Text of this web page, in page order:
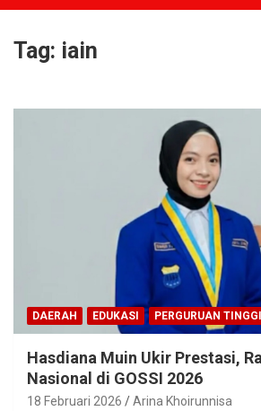
Tag: iain
DAERAH EDUKASI PERGURUAN TINGGI
Hasdiana Muin Ukir Prestasi,
Nasional di GOSSI 2026
18 Februari 2026 Arina Khoirunnisa